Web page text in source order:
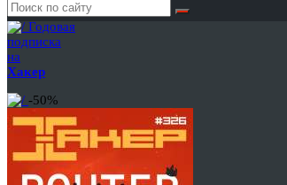
Годовая
подписка
на
Хакер
-50%